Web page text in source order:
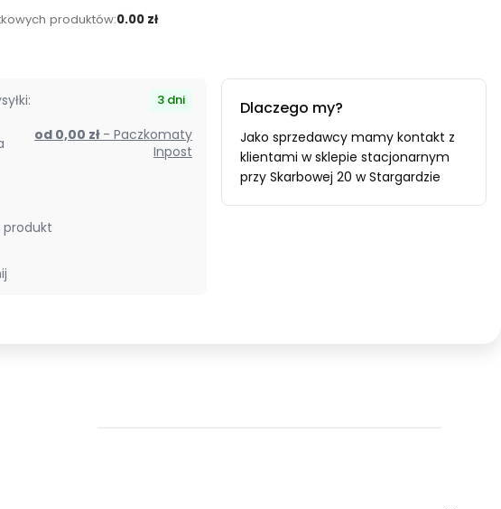
produktów:0.00 zł
3 dni
od 0,00 zł - Paczkomaty
Inpost
produkt
Dlaczego my?
Jako sprzedawcy mamy kontakt z
klientami w sklepie stacjonarnym
przy Skarbowej 20 w Stargardzie